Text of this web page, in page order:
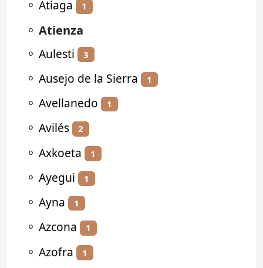
⚬ Atiaga 1
⚬ Atienza
⚬ Aulesti 3
⚬ Ausejo de la Sierra 1
⚬ Avellanedo 1
⚬ Avilés 2
⚬ Axkoeta 1
⚬ Ayegui 1
⚬ Ayna 1
⚬ Azcona 1
⚬ Azofra 1